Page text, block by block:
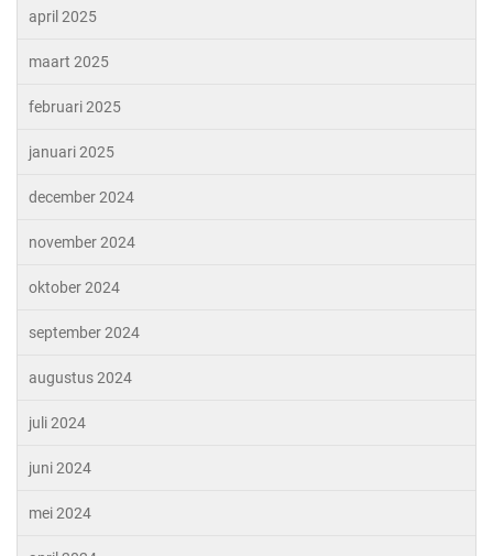
april 2025
maart 2025
februari 2025
januari 2025
december 2024
november 2024
oktober 2024
september 2024
augustus 2024
juli 2024
juni 2024
mei 2024